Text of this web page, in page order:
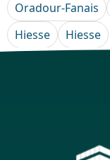
Oradour-Fanais
Hiesse
Hiesse